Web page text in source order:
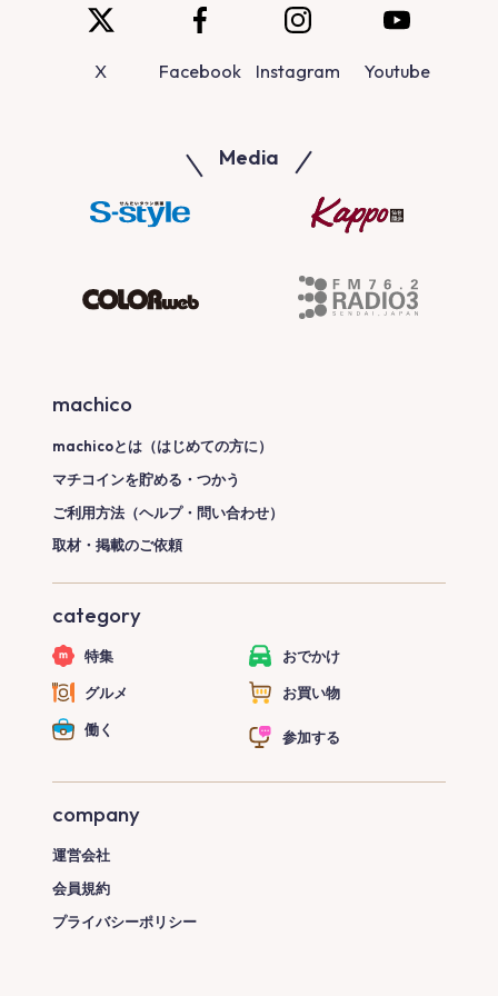
X Facebook Instagram Youtube
Media
machico
machicoとは（はじめての方に）
マチコインを貯める・つかう
ご利用方法（ヘルプ・問い合わせ）
取材・掲載のご依頼
category
特集 おでかけ
グルメ お買い物
働く 参加する
company
運営会社
会員規約
プライバシーポリシー